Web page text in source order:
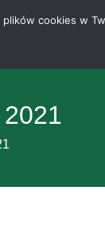
cookies w